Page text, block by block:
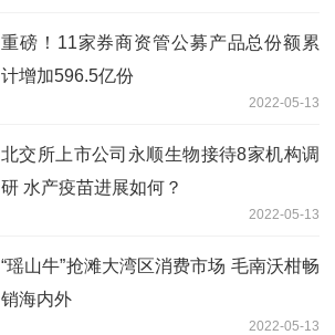
重磅！11家券商资管公募产品总份额累
计增加596.5亿份
2022-05-13
北交所上市公司永顺生物接待8家机构调
研 水产疫苗进展如何？
2022-05-13
“瑶山牛”抢滩大湾区消费市场 毛南沃柑畅
销海内外
2022-05-13